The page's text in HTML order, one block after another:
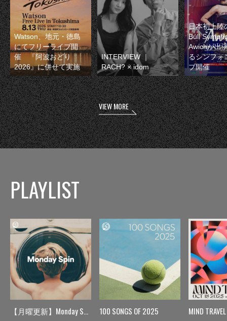
Watson、地元・徳島
にてフリーライブ開
催 『阿波おどり
2026』に併せて実施
INTERVIEW ｜
RACH? × idom
日本初上陸
Bull
Awichが出
るシンフォ
ブ開催
VIEW MORE
PLAYLIST
【月曜更新】Monday Spin 100 SONGS OF 2025 MIND TRAVEL